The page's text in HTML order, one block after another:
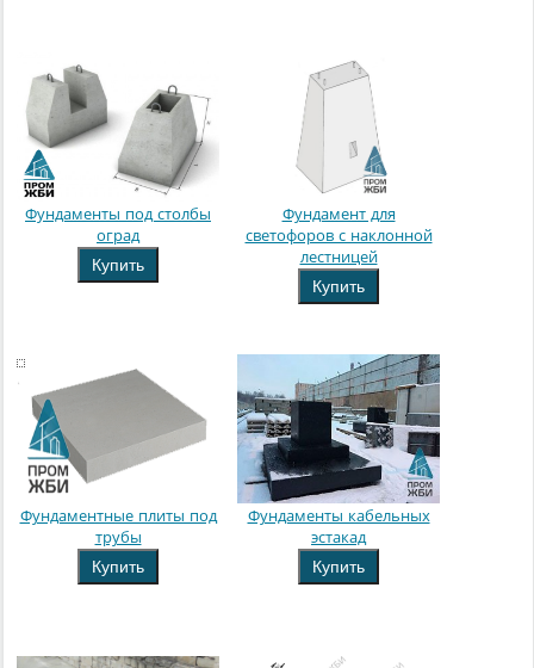
Фундаменты под столбы
оград
Купить
Фундамент для
светофоров с наклонной
лестницей
Купить
Фундаментные плиты под
трубы
Купить
Фундаменты кабельных
эстакад
Купить